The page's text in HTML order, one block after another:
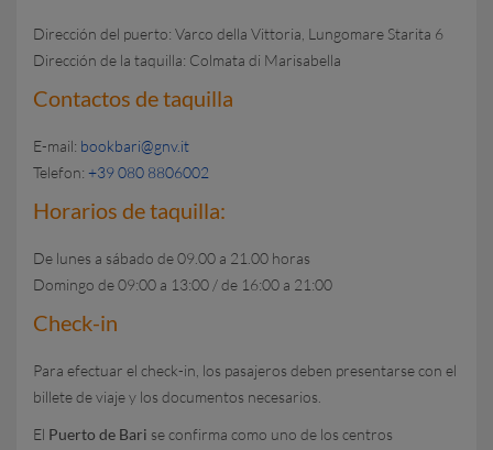
Dirección del puerto: Varco della Vittoria, Lungomare Starita 6
Dirección de la taquilla: Colmata di Marisabella
Contactos de taquilla
E-mail: bookbari@gnv.it
Telefon: +39 080 8806002
Horarios de taquilla:
De lunes a sábado de 09.00 a 21.00 horas
Domingo de 09:00 a 13:00 / de 16:00 a 21:00
Check-in
Para efectuar el check-in, los pasajeros deben presentarse con el
billete de viaje y los documentos necesarios.
El Puerto de Bari se confirma como uno de los centros